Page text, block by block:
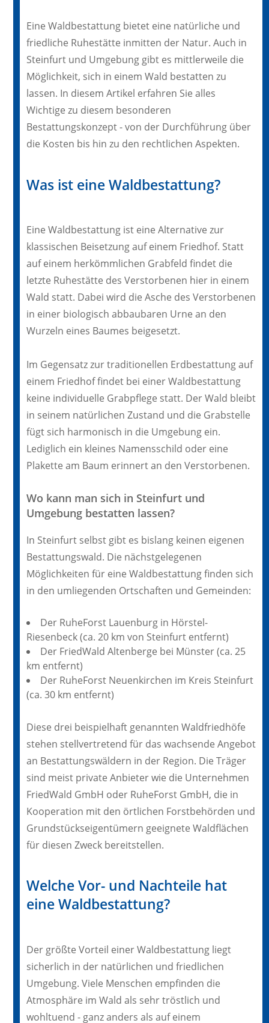
Eine Waldbestattung bietet eine natürliche und
friedliche Ruhestätte inmitten der Natur. Auch in
Steinfurt und Umgebung gibt es mittlerweile die
Möglichkeit, sich in einem Wald bestatten zu
lassen. In diesem Artikel erfahren Sie alles
Wichtige zu diesem besonderen
Bestattungskonzept - von der Durchführung über
die Kosten bis hin zu den rechtlichen Aspekten.
Was ist eine Waldbestattung?
Eine Waldbestattung ist eine Alternative zur
klassischen Beisetzung auf einem Friedhof. Statt
auf einem herkömmlichen Grabfeld findet die
letzte Ruhestätte des Verstorbenen hier in einem
Wald statt. Dabei wird die Asche des Verstorbenen
in einer biologisch abbaubaren Urne an den
Wurzeln eines Baumes beigesetzt.
Im Gegensatz zur traditionellen Erdbestattung auf
einem Friedhof findet bei einer Waldbestattung
keine individuelle Grabpflege statt. Der Wald bleibt
in seinem natürlichen Zustand und die Grabstelle
fügt sich harmonisch in die Umgebung ein.
Lediglich ein kleines Namensschild oder eine
Plakette am Baum erinnert an den Verstorbenen.
Wo kann man sich in Steinfurt und
Umgebung bestatten lassen?
In Steinfurt selbst gibt es bislang keinen eigenen
Bestattungswald. Die nächstgelegenen
Möglichkeiten für eine Waldbestattung finden sich
in den umliegenden Ortschaften und Gemeinden:
Der RuheForst Lauenburg in Hörstel-
Riesenbeck (ca. 20 km von Steinfurt entfernt)
Der FriedWald Altenberge bei Münster (ca. 25
km entfernt)
Der RuheForst Neuenkirchen im Kreis Steinfurt
(ca. 30 km entfernt)
Diese drei beispielhaft genannten Waldfriedhöfe
stehen stellvertretend für das wachsende Angebot
an Bestattungswäldern in der Region. Die Träger
sind meist private Anbieter wie die Unternehmen
FriedWald GmbH oder RuheForst GmbH, die in
Kooperation mit den örtlichen Forstbehörden und
Grundstückseigentümern geeignete Waldflächen
für diesen Zweck bereitstellen.
Welche Vor- und Nachteile hat
eine Waldbestattung?
Der größte Vorteil einer Waldbestattung liegt
sicherlich in der natürlichen und friedlichen
Umgebung. Viele Menschen empfinden die
Atmosphäre im Wald als sehr tröstlich und
wohltuend - ganz anders als auf einem